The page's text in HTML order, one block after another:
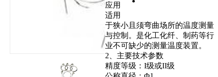
应用
适用
于狭小且须弯曲场所的温度测量
与控制。是化工化纤、制药等行
业不可缺少的测量温度装置。
2、主要技术参数
精度等级：I级或II级